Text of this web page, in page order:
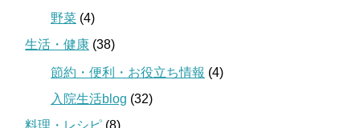
野菜 (4)
生活・健康 (38)
節約・便利・お役立ち情報 (4)
入院生活blog (32)
料理・レシピ (8)